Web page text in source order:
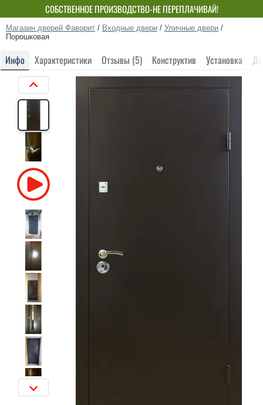
СОБСТВЕННОЕ ПРОИЗВОДСТВО-НЕ ПЕРЕПЛАЧИВАЙ!
Магазин дверей Фаворит / Входные двери / Уличные двери /
Порошковая
Инфо Характеристики Отзывы (5) Конструктив Установка